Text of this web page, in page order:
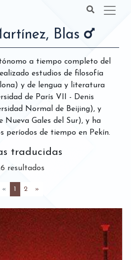
Blas
a tiempo completo del
estudios de filosofía
y de lengua y literatura
de París VII - Denis
Normal de Beijing), y
Nueva Gales del Sur), y ha
períodos de tiempo en Pekín.
traducidas
resultados
« 1 (actual)
2 »